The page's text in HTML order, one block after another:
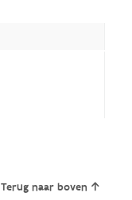
Terug naar boven